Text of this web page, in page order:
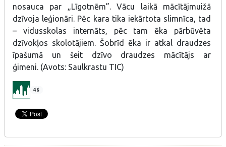
nosauca par „Līgotnēm”. Vācu laikā mācītājmuižā
dzīvoja leģionāri. Pēc kara tika iekārtota slimnīca, tad
– vidusskolas internāts, pēc tam ēka pārbūvēta
dzīvokļos skolotājiem. Šobrīd ēka ir atkal draudzes
īpašumā un šeit dzīvo draudzes mācītājs ar
ģimeni. (Avots: Saulkrastu TIC)
46